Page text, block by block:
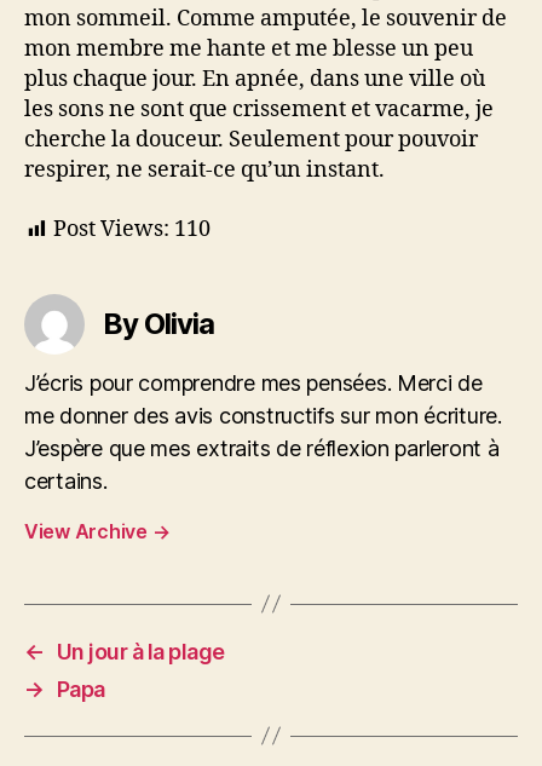
mon sommeil. Comme amputée, le souvenir de
mon membre me hante et me blesse un peu
plus chaque jour. En apnée, dans une ville où
les sons ne sont que crissement et vacarme, je
cherche la douceur. Seulement pour pouvoir
respirer, ne serait-ce qu’un instant.
Post Views: 110
By Olivia
J’écris pour comprendre mes pensées. Merci de
me donner des avis constructifs sur mon écriture.
J’espère que mes extraits de réflexion parleront à
certains.
View Archive →
←
Un jour à la plage
→
Papa